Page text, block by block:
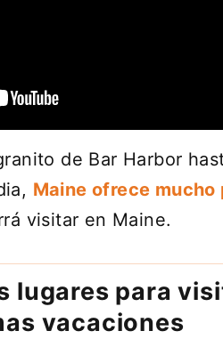
de Bar Harbor
Maine ofrece
visitar en Maine.
lugares para
vacaciones